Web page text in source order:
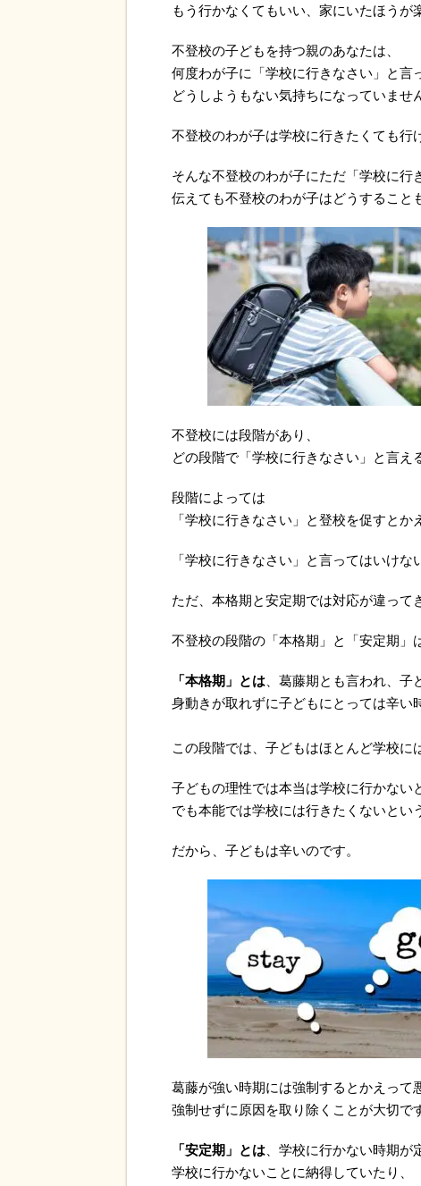
もう行かなくてもいい、家にいたほうが
不登校の子どもを持つ親のあなたは、
何度わが子に「学校に行きなさい」と言
どうしようもない気持ちになっていませ
不登校のわが子は学校に行きたくても行
そんな不登校のわが子にただ「学校に行
伝えても不登校のわが子はどうすること
不登校には段階があり、
どの段階で「学校に行きなさい」と言え
段階によっては
「学校に行きなさい」と登校を促すとか
「学校に行きなさい」と言ってはいけな
ただ、本格期と安定期では対応が違って
不登校の段階の「本格期」と「安定期」
「本格期」とは 、葛藤期とも言われ、
身動きが取れずに子どもにとっては辛い
この段階では、子どもはほとんど学校に
子どもの理性では本当は学校に行かない
でも本能では学校には行きたくないとい
だから、子どもは辛いのです。
葛藤が強い時期には強制するとかえって
強制せずに原因を取り除くことが大切で
「安定期」とは 、学校に行かない時期が
学校に行かないことに納得していたり、